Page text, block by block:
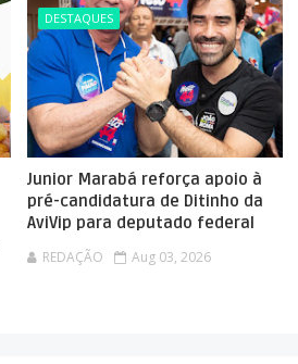
DESTAQUES
Junior Marabá reforça apoio à
pré-candidatura de Ditinho da
AviVip para deputado federal
REDAÇÃO Aug 03, 2026